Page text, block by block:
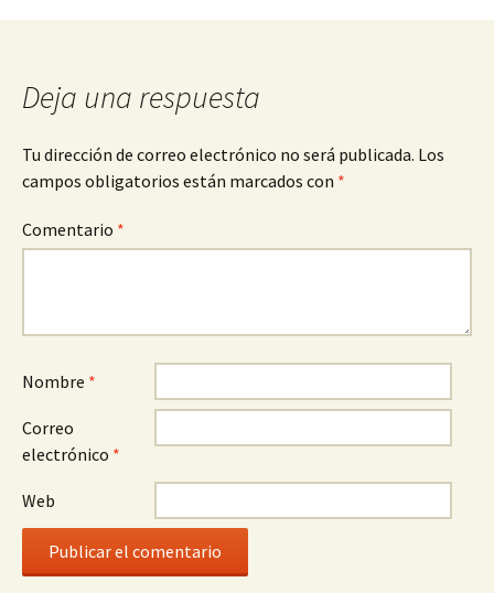
de
entradas
Deja una respuesta
Tu dirección de correo electrónico no será publicada. Los
campos obligatorios están marcados con *
Comentario *
Nombre *
Correo
electrónico *
Web